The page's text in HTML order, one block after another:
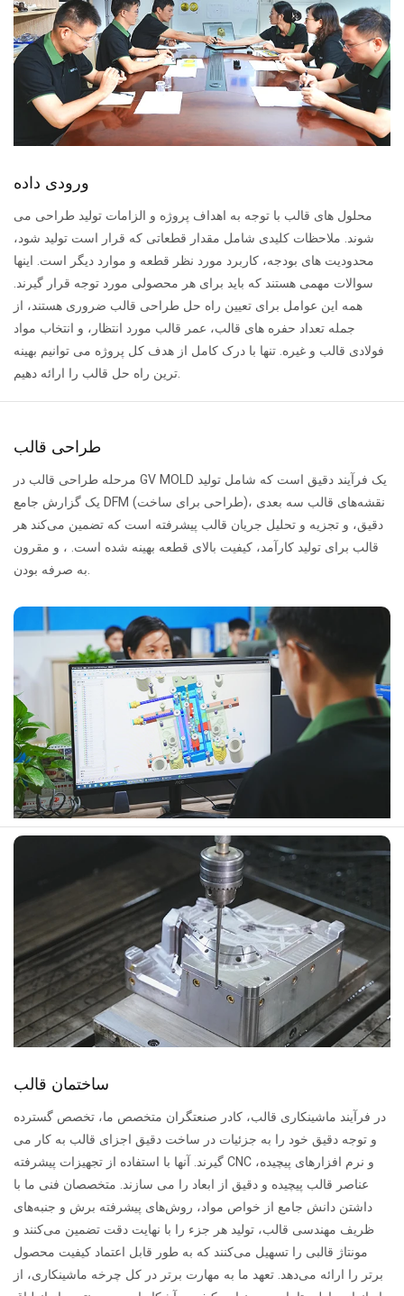
ورودی داده
محلول های قالب با توجه به اهداف پروژه و الزامات تولید طراحی می
شوند. ملاحظات کلیدی شامل مقدار قطعاتی که قرار است تولید شود،
محدودیت های بودجه، کاربرد مورد نظر قطعه و موارد دیگر است. اینها
سوالات مهمی هستند که باید برای هر محصولی مورد توجه قرار گیرند.
همه این عوامل برای تعیین راه حل طراحی قالب ضروری هستند، از
جمله تعداد حفره های قالب، عمر قالب مورد انتظار، و انتخاب مواد
فولادی قالب و غیره. تنها با درک کامل از هدف کل پروژه می توانیم بهینه
ترین راه حل قالب را ارائه دهیم.
طراحی قالب
مرحله طراحی قالب در GV MOLD یک فرآیند دقیق است که شامل تولید
یک گزارش جامع DFM (طراحی برای ساخت)، نقشه‌های قالب سه بعدی
دقیق، و تجزیه و تحلیل جریان قالب پیشرفته است که تضمین می‌کند هر
قالب برای تولید کارآمد، کیفیت بالای قطعه بهینه شده است. ، و مقرون
به صرفه بودن.
ساختمان قالب
در فرآیند ماشینکاری قالب، کادر صنعتگران متخصص ما، تخصص گسترده
و توجه دقیق خود را به جزئیات در ساخت دقیق اجزای قالب به کار می
گیرند. آنها با استفاده از تجهیزات پیشرفته CNC و نرم افزارهای پیچیده،
عناصر قالب پیچیده و دقیق از ابعاد را می سازند. متخصصان فنی ما با
داشتن دانش جامع از خواص مواد، روش‌های پیشرفته برش و جنبه‌های
ظریف مهندسی قالب، تولید هر جزء را با نهایت دقت تضمین می‌کنند و
مونتاژ قالبی را تسهیل می‌کنند که به طور قابل اعتماد کیفیت محصول
برتر را ارائه می‌دهد. تعهد ما به مهارت برتر در کل چرخه ماشینکاری، از